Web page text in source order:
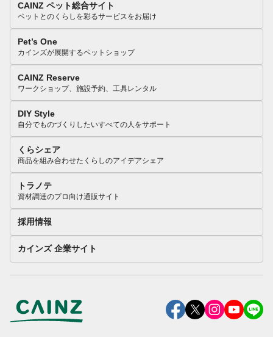
CAINZ ペット総合サイト
ペットとのくらしを彩るサービスをお届け
Pet’s One
カインズが展開するペットショップ
CAINZ Reserve
ワークショップ、施設予約、工具レンタル
DIY Style
自分でものづくりしたいすべての人をサポート
くらシェア
商品を組み合わせたくらしのアイデアシェア
トラノテ
資材調達のプロ向け通販サイト
採用情報
カインズ 企業サイト